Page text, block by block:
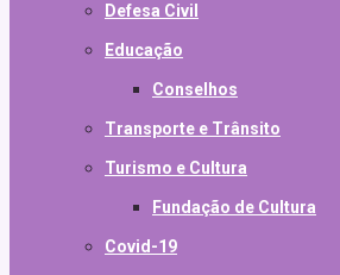
Defesa Civil
Educação
Conselhos
Transporte e Trânsito
Turismo e Cultura
Fundação de Cultura
Covid-19